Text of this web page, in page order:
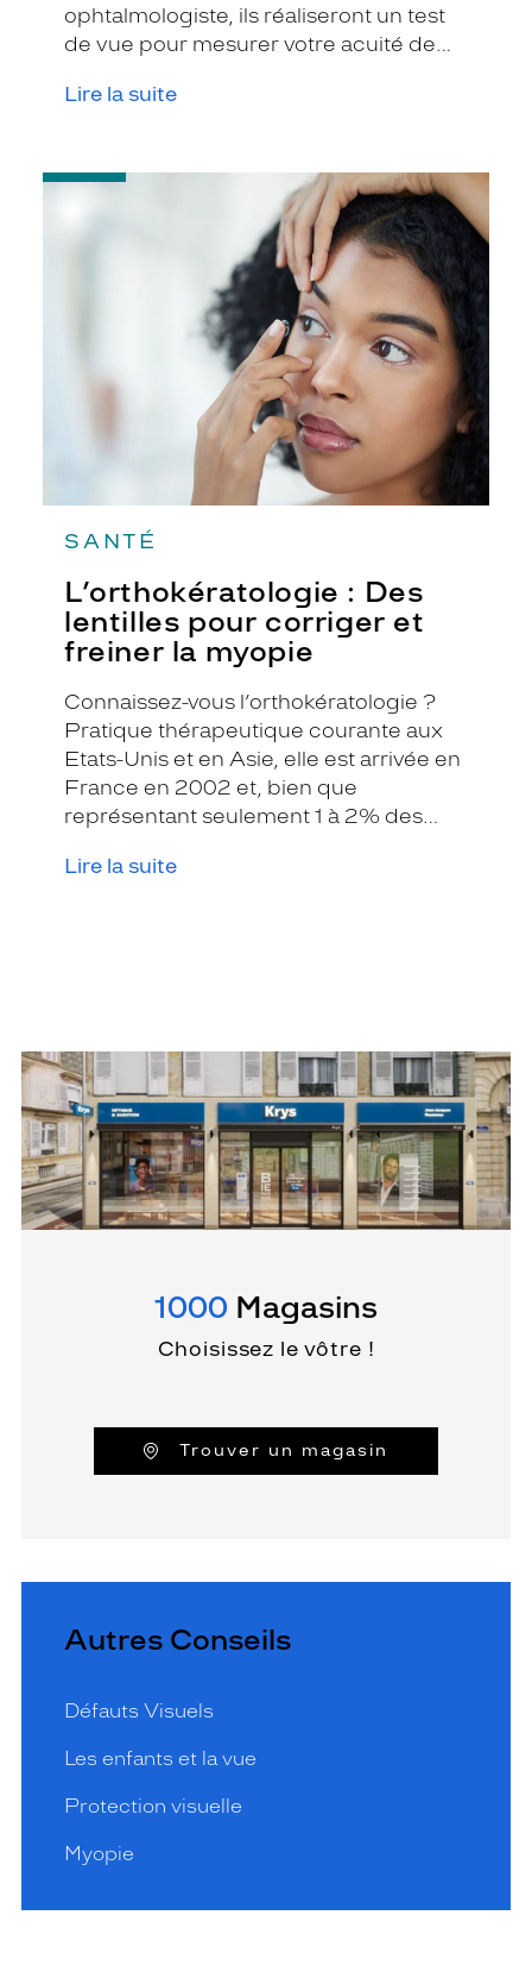
ophtalmologiste, ils réaliseront un test
de vue pour mesurer votre acuité de
Lire la suite
SANTÉ
L’orthokératologie : Des
lentilles pour corriger et
freiner la myopie
Connaissez-vous l’orthokératologie ?
Pratique thérapeutique courante aux
Etats-Unis et en Asie, elle est arrivée en
France en 2002 et, bien que
représentant seulement 1 à 2% des
elle fait de plus en plus parler d’elle.
Lire la suite
-
1000 Magasins
Choisissez le vôtre !
Trouver un magasin
Autres Conseils
Défauts Visuels
Les enfants et la vue
Protection visuelle
Myopie